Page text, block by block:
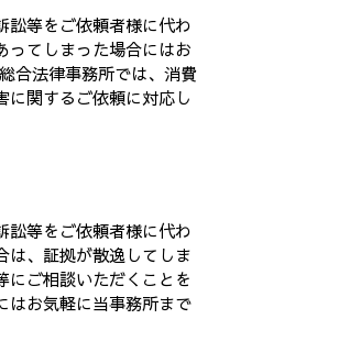
訟等をご依頼者様に代わ
ってしまった場合にはお
合法律事務所では、消費
に関するご依頼に対応し
訟等をご依頼者様に代わ
は、証拠が散逸してしま
にご相談いただくことを
はお気軽に当事務所まで